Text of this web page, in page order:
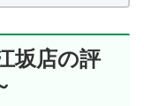
坂店の評